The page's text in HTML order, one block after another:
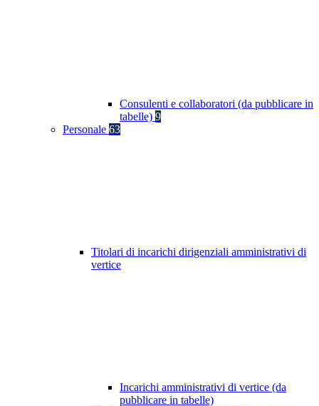
Consulenti e collaboratori (da pubblicare in
tabelle) 9
Personale 63
Titolari di incarichi dirigenziali amministrativi di
vertice
Incarichi amministrativi di vertice (da
pubblicare in tabelle)